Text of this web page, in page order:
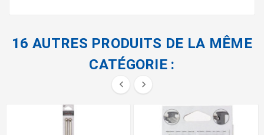
16 AUTRES PRODUITS DE LA MÊME
CATÉGORIE :
 